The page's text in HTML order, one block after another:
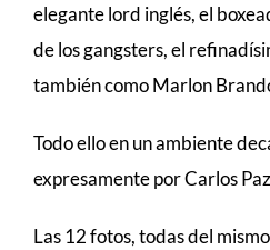
elegante lord inglés, el
de los gangsters, el
también como Marlon
Todo ello en un ambiente
expresamente por Carlos
Las 12 fotos, todas del